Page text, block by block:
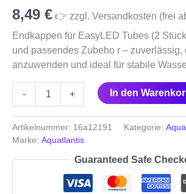
8,49 € 👉 zzgl. Versandkosten (frei
Endkappen für EasyLED Tubes (2
und passendes Zubeho r – zuverlässig,
anzuwenden und ideal für stabile
- + In den
Artikelnummer: 16a12191 Kategorie:
Marke: Aquatlantis
Guaranteed Safe